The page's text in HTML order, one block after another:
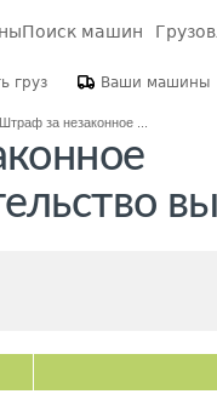
Поиск машин
груз Ваши машины
Штраф за незаконное ...